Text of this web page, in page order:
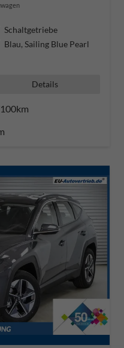
Schaltgetriebe
Blau, Sailing Blue Pearl
Details